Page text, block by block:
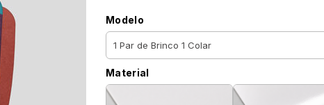
Modelo
Material